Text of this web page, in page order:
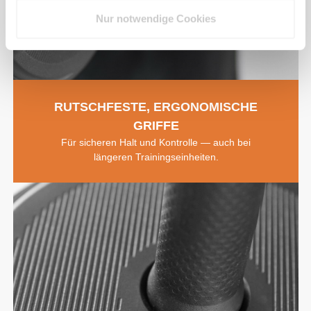
Nur notwendige Cookies
RUTSCHFESTE, ERGONOMISCHE
GRIFFE
Für sicheren Halt und Kontrolle — auch bei
längeren Trainingseinheiten.